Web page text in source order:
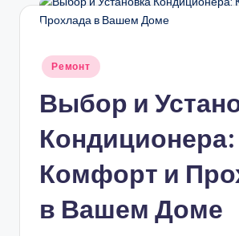
Опубликовано
Ремонт
Выбор и
Кондиционера:
Комфорт и
в Вашем Доме